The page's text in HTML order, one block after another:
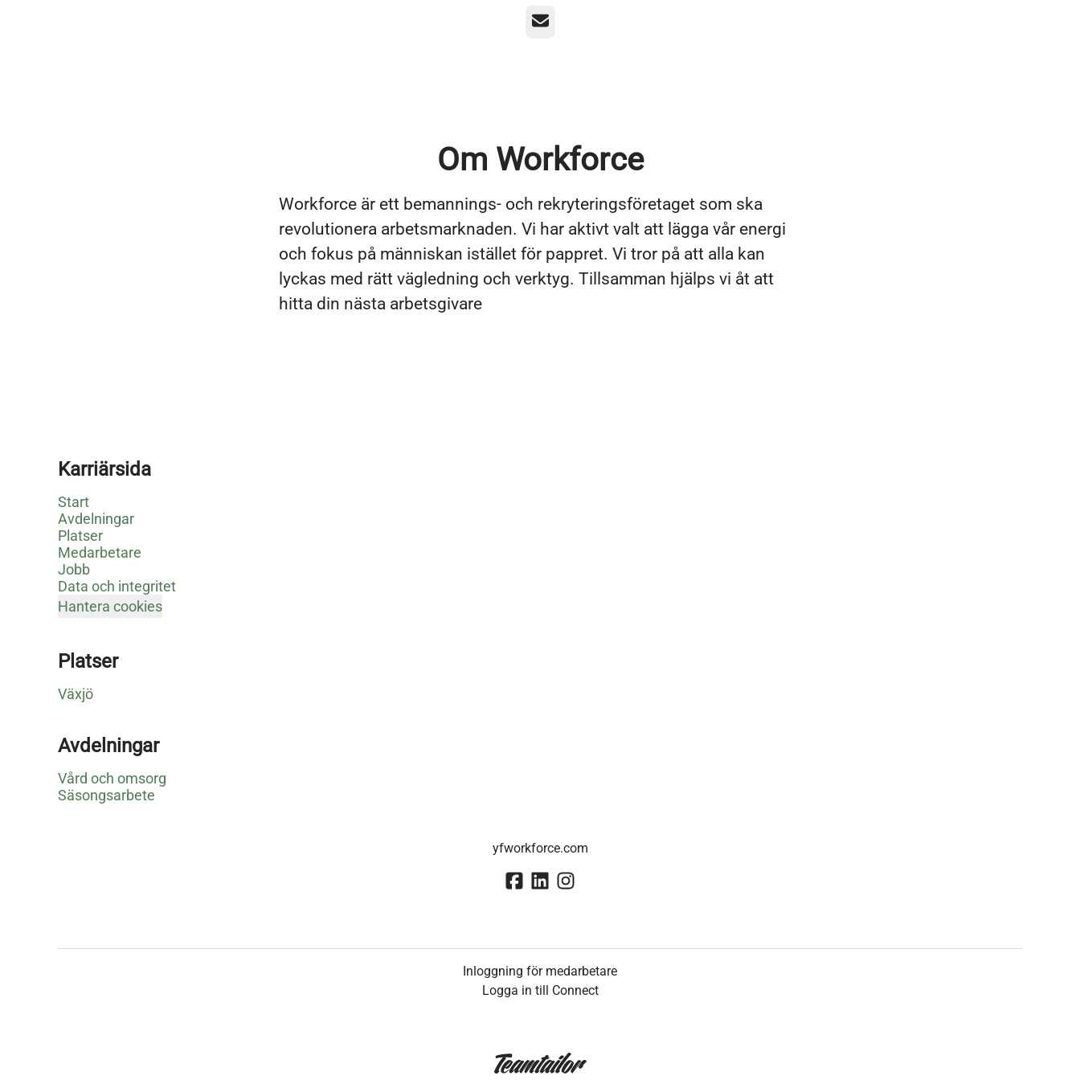
E-post
Om Workforce
Workforce är ett bemannings- och rekryteringsföretaget som ska
revolutionera arbetsmarknaden. Vi har aktivt valt att lägga vår energi
och fokus på människan istället för pappret. Vi tror på att alla kan
lyckas med rätt vägledning och verktyg. Tillsamman hjälps vi åt att
hitta din nästa arbetsgivare
Karriärsida
Start
Avdelningar
Platser
Medarbetare
Jobb
Data och integritet
Hantera cookies
Platser
Växjö
Avdelningar
Vård och omsorg
Säsongsarbete
yfworkforce.com
Inloggning för medarbetare
Logga in till Connect